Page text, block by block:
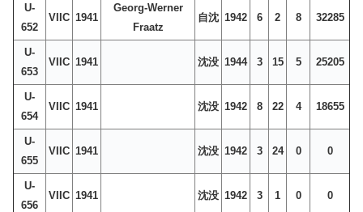
U-
652
VIIC 1941
Georg-Werner
Fraatz
自沈 1942 6 2 8 32285
U-
653
VIIC 1941 沈没 1944 3 15 5 25205
U-
654
VIIC 1941 沈没 1942 8 22 4 18655
U-
655
VIIC 1941 沈没 1942 3 24 0 0
U-
656
VIIC 1941 沈没 1942 3 1 0 0